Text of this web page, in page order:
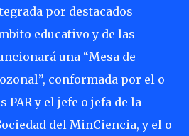
por destacados
educativo y de las
una “Mesa de
conformada por el o
PAR y el jefe o jefa de la
del MinCiencia, y el o